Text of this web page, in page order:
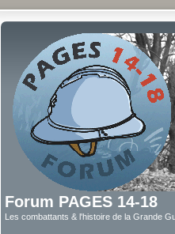
Forum PAGES 14-18
Les combattants & l'histoire de la Grande